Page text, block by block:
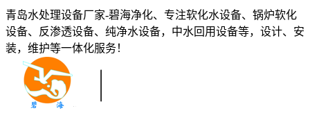
青岛水处理设备厂家-碧海净化、专注软化水设备、锅炉软化
设备、反渗透设备、纯净水设备，中水回用设备等，设计、安
装，维护等一体化服务！